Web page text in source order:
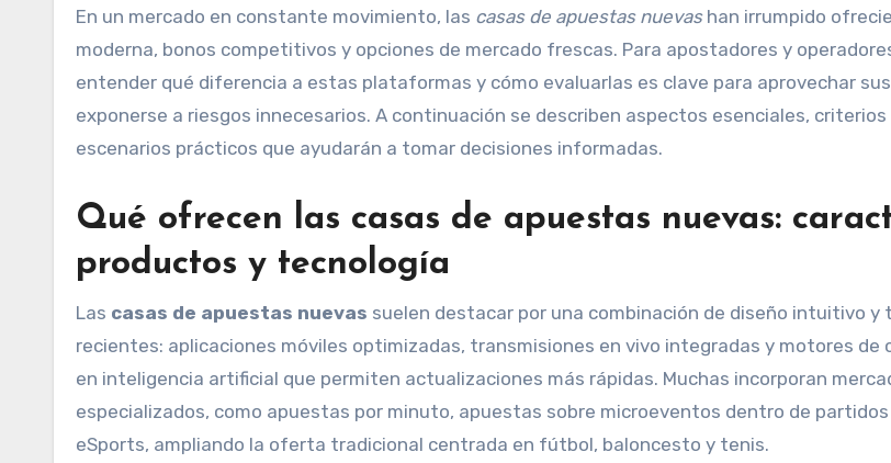
En un mercado en constante movimiento, las casas de apuestas nuevashan irrumpido
moderna, bonos competitivos y opciones de mercado frescas. Para apostadores y
entender qué diferencia a estas plataformas y cómo evaluarlas es clave para aprovechar
exponerse a riesgos innecesarios. A continuación se describen aspectos esenciales,
escenarios prácticos que ayudarán a tomar decisiones informadas.
Qué ofrecen las casas de apuestas nuevas:
productos y tecnología
Las casas de apuestas nuevas suelen destacar por una combinación de diseño intuitivo y
recientes: aplicaciones móviles optimizadas, transmisiones en vivo integradas y motores de
en inteligencia artificial que permiten actualizaciones más rápidas. Muchas incorporan
especializados, como apuestas por minuto, apuestas sobre microeventos dentro de partidos
eSports, ampliando la oferta tradicional centrada en fútbol, baloncesto y tenis.